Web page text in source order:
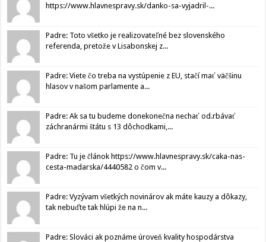
https://www.hlavnespravy.sk/danko-sa-vyjadril-...
Padre: Toto všetko je realizovateľné bez slovenského
referenda, pretože v Lisabonskej z...
Padre: Viete čo treba na vystúpenie z EU, stačí mať väčšinu
hlasov v našom parlamente a...
Padre: Ak sa tu budeme donekonečna nechať od.rbávať
záchranármi štátu s 13 dôchodkami,...
Padre: Tu je článok https://www.hlavnespravy.sk/caka-nas-
cesta-madarska/4440582 o čom v...
Padre: Vyzývam všetkých novinárov ak máte kauzy a dôkazy,
tak nebuďte tak hlúpi že na n...
Padre: Slováci ak poznáme úroveň kvality hospodárstva